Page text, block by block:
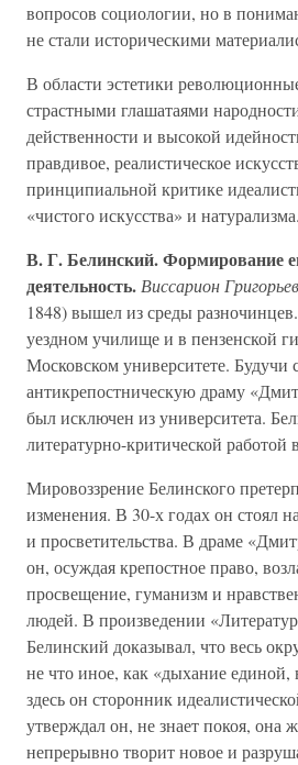
вопросов социологии, но в
не стали историческими
В области эстетики
страстными глашатаями
действенности и высокой
правдивое, реалистическое
принципиальной критике
«чистого искусства» и натурализма.
В. Г. Белинский. Формирование
деятельность. Виссарион
1848) вышел из среды
уездном училище и в пензенской
Московском университете. Будучи
антикрепостническую драму
был исключен из университета.
литературно-критической работой
Мировоззрение Белинского
изменения. В 30-х годах он стоял
и просветительства. В драме
он, осуждая крепостное право,
просвещение, гуманизм и
людей. В произведении
Белинский доказывал, что весь
не что иное, как «дыхание
здесь он сторонник
утверждал он, не знает покоя, она
непрерывно творит новое и